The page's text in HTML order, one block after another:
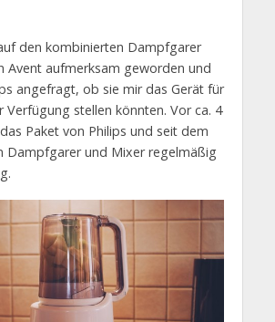
den kombinierten Dampfgarer
Avent aufmerksam geworden und
angefragt, ob sie mir das Gerät für
Verfügung stellen könnten. Vor ca. 4
Paket von Philips und seit dem
Dampfgarer und Mixer regelmäßig